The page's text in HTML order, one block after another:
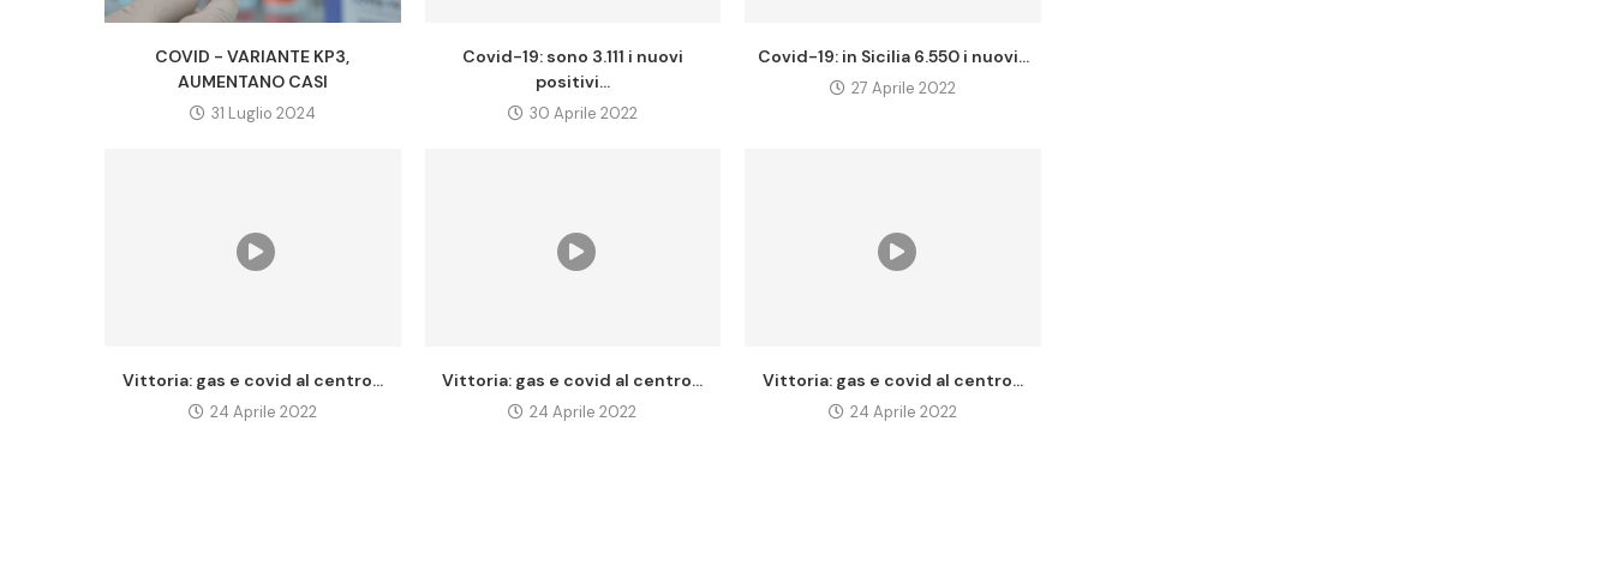
COVID - VARIANTE KP3,
AUMENTANO CASI
31 Luglio 2024
Covid-19: sono 3.111 i nuovi
positivi...
30 Aprile 2022
Covid-19: in Sicilia 6.550 i nuovi...
27 Aprile 2022
Vittoria: gas e covid al centro...
24 Aprile 2022
Vittoria: gas e covid al centro...
24 Aprile 2022
Vittoria: gas e covid al centro...
24 Aprile 2022